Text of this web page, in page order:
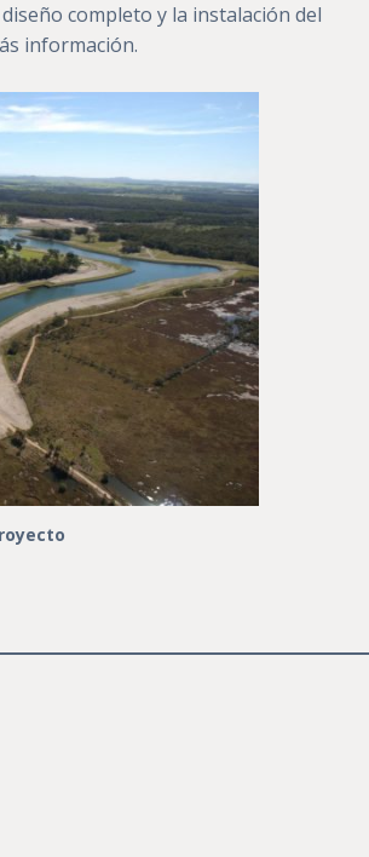
completo y la instalación del
información.